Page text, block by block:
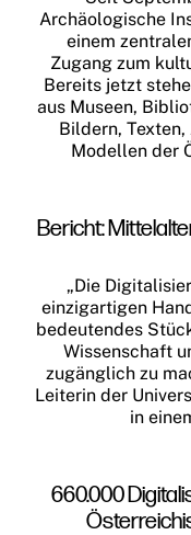
Archäologische
einem
Zugang zum
Bereits jetzt
aus Museen,
Bildern,
Modellen der
Bericht:
„Die
einzigartigen
bedeutendes
Wissenschaft
zugänglich zu
Leiterin der
in
660.000